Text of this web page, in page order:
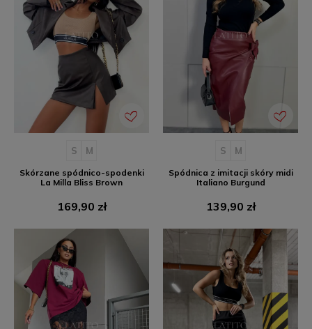
S M
Skórzane spódnico-spodenki
La Milla Bliss Brown
169,90 złCena
S M
Spódnica z imitacji skóry midi
Italiano Burgund
139,90 złCena